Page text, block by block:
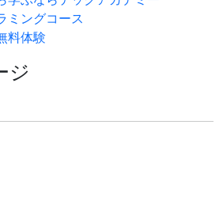
ミングコース
料体験
ジ